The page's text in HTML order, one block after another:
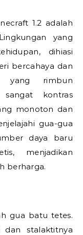
1.2 adalah
yang
dihiasi
bercahaya dan
yang rimbun
sangat kontras
monoton dan
gua-gua
daya baru
menjadikan
berharga.
gua batu tetes.
stalaktitnya